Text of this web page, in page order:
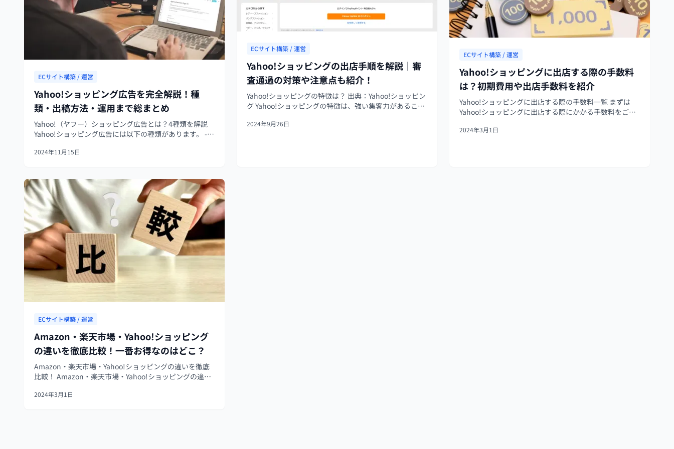
ECサイト構築 / 運営
Yahoo!ショッピング広告を完全解説！種
類・出稿方法・運用まで総まとめ
Yahoo!（ヤフー）ショッピング広告とは？4種類を解説
Yahoo!ショッピング広告には以下の種類があります。 -
マッチ広告（ストアマッチ広告） - ソリューションパッ
2024年11月15日
ECサイト構築 / 運営
Yahoo!ショッピングの出店手順を解説｜審
査通過の対策や注意点も紹介！
Yahoo!ショッピングの特徴は？ 出典：Yahoo!ショッピン
グ Yahoo!ショッピングの特徴は、強い集客力があること
2024年9月26日
ECサイト構築 / 運営
Yahoo!ショッピングに出店する際の手数料
は？初期費用や出店手数料を紹介
Yahoo!ショッピングに出店する際の手数料一覧 まずは
Yahoo!ショッピングに出店する際にかかる手数料をご紹
す。 種類 手数料 ストアポイント原資負担 1〜15％（1％
2024年3月1日
ECサイト構築 / 運営
Amazon・楽天市場・Yahoo!ショッピング
の違いを徹底比較！一番お得なのはどこ？
Amazon・楽天市場・Yahoo!ショッピングの違いを徹底
比較！ Amazon・楽天市場・Yahoo!ショッピングの違い
2024年3月1日